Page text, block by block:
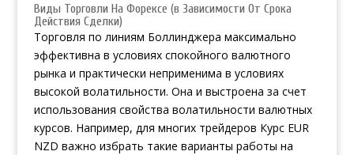
Виды Торговли На Форексе (в Зависимости От Срока
Действия Сделки)
Торговля по линиям Боллинджера максимально
эффективна в условиях спокойного валютного
рынка и практически неприменима в условиях
высокой волатильности. Она и выстроена за счет
использования свойства волатильности валютных
курсов. Например, для многих трейдеров Курс EUR
NZD важно избрать такие варианты работы на